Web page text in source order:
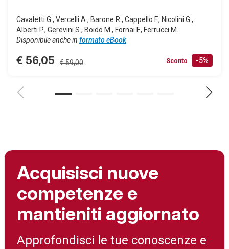
Cavaletti G., Vercelli A., Barone R., Cappello F., Nicolini G.,
Alberti P., Gerevini S., Boido M., Fornai F., Ferrucci M.
Disponibile anche in formato eBook
€ 56,05 € 59,00 Sconto -5%
Acquisisci nuove
competenze e
mantieniti aggiornato
Approfondisci le tue conoscenze e